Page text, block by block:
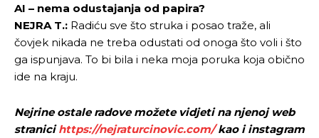
[wpuf_form id=”7463”]
[wpuf_form id=”7463”]
AI – nema odustajanja od papira?
NEJRA T.: Radiću sve što struka i posao traže, ali
čovjek nikada ne treba odustati od onoga što voli i što
ga ispunjava. To bi bila i neka moja poruka koja obično
ide na kraju.
Nejrine ostale radove možete vidjeti na njenoj web
stranicihttps://nejraturcinovic.com/kao i instagram